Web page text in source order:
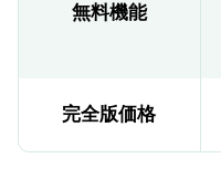
無料機能
完全版価格